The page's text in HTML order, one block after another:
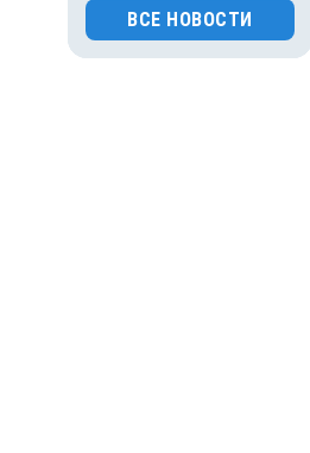
банкротом из-за долга в
156 млн рублей
0
130
ВСЕ НОВОСТИ